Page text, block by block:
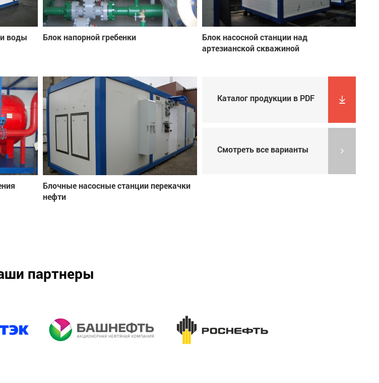
воды Блок напорной гребенки
Блок насосной станции над
артезианской скважиной
Блочные насосные станции перекачки
нефти
Каталог продукции в PDF
Смотреть все варианты
партнеры